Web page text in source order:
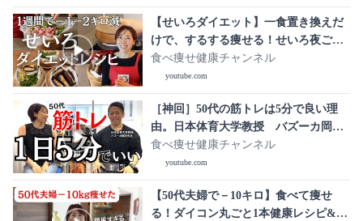
【せいろダイエット】一食置き換えだ
けで、するする痩せる！せいろ夜ごは
んレシピ3品
食べ痩せ健康チャンネル
youtube.com
［神回］50代の筋トレは5分で良い理
由。日本体育大学教授 バズーカ岡田
先生 減量と体のプロから学ぶ50代か
らのトレーニングとは。
食べ痩せ健康チャンネル
youtube.com
【50代夫婦で－10キロ】食べて痩せ
る！ダイコン丸ごと1本健康レシピ&作